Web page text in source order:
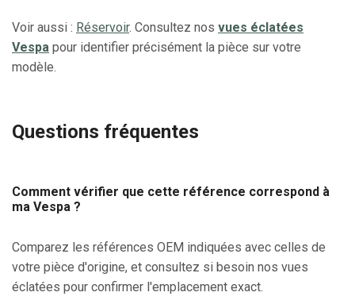
Voir aussi : Réservoir. Consultez nos vues éclatées
Vespa pour identifier précisément la pièce sur votre
modèle.
Questions fréquentes
Comment vérifier que cette référence correspond à
ma Vespa ?
Comparez les références OEM indiquées avec celles de
votre pièce d'origine, et consultez si besoin nos vues
éclatées pour confirmer l'emplacement exact.